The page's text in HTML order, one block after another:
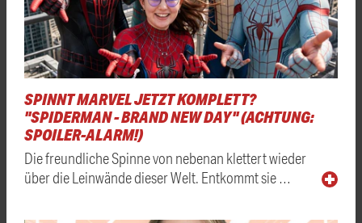
SPINNT MARVEL JETZT KOMPLETT?
"SPIDERMAN - BRAND NEW DAY" (ACHTUNG:
SPOILER-ALARM!)
Die freundliche Spinne von nebenan klettert wieder
über die Leinwände dieser Welt. Entkommt sie …